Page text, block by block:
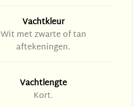
Vachtkleur
Wit met zwarte of tan
aftekeningen.
Vachtlengte
Kort.